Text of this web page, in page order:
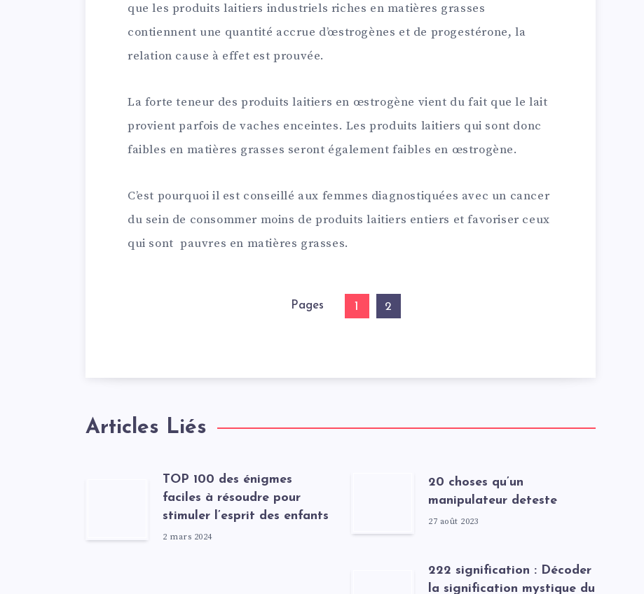
que les produits laitiers industriels riches en matières grasses
contiennent une quantité accrue d’œstrogènes et de progestérone, la
relation cause à effet est prouvée.
La forte teneur des produits laitiers en œstrogène vient du fait que le lait
provient parfois de vaches enceintes. Les produits laitiers qui sont donc
faibles en matières grasses seront également faibles en œstrogène.
C’est pourquoi il est conseillé aux femmes diagnostiquées avec un cancer
du sein de consommer moins de produits laitiers entiers et favoriser ceux
qui sont pauvres en matières grasses.
Pages 1 2
Articles Liés
TOP 100 des énigmes
faciles à résoudre pour
stimuler l’esprit des enfants
2 mars 2024
20 choses qu’un
manipulateur deteste
27 août 2023
222 signification : Décoder
la signification mystique du